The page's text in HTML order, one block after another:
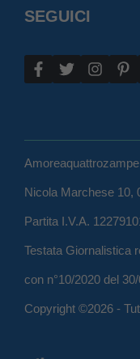
SEGUICI
Nicola Marchese 10,
Partita I.V.A.
Testata Giornalistica
con n°10/2020 del
Copyright ©2026 -